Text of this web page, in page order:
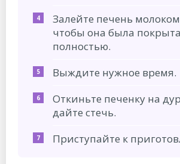
Залейте печень молоком
чтобы она была покрыта
полностью.
Выждите нужное время.
Откиньте печенку на
дайте стечь.
Приступайте к